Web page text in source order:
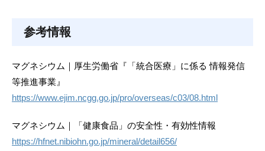
参考情報
マグネシウム｜厚生労働省『「統合医療」に係る 情報発信
等推進事業』
https://www.ejim.ncgg.go.jp/pro/overseas/c03/08.html
マグネシウム｜「健康食品」の安全性・有効性情報
https://hfnet.nibiohn.go.jp/mineral/detail656/